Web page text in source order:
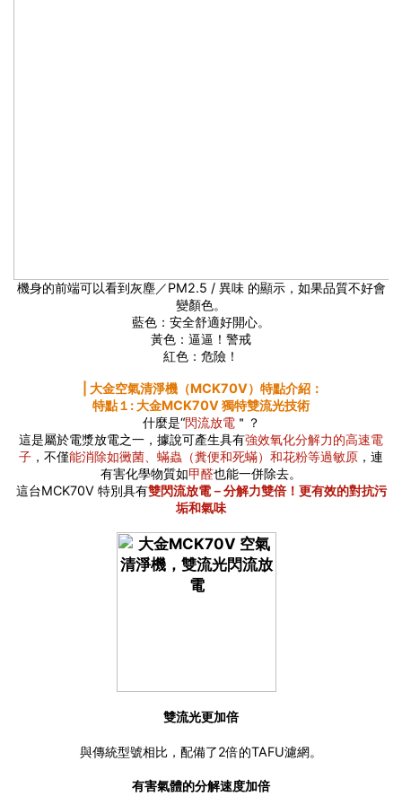
機身的前端可以看到灰塵／PM2.5 / 異味 的顯示，如果品質不好會
變顏色。
藍色：安全舒適好開心。
黃色：逼逼！警戒
紅色：危險！
⎪大金空氣清淨機（MCK70V）特點介紹：
特點１: 大金MCK70V 獨特雙流光技術
什麼是“閃流放電＂？
這是屬於電漿放電之一，據說可產生具有強效氧化分解力的高速電
子 ，不僅能消除如黴菌、蟎蟲（糞便和死蟎）和花粉等過敏原 ，連
有害化學物質如甲醛也能一併除去。
這台MCK70V 特別具有雙閃流放電－分解力雙倍！更有效的對抗污
垢和氣味
雙流光更加倍
與傳統型號相比，配備了2倍的TAFU濾網。
有害氣體的分解速度加倍